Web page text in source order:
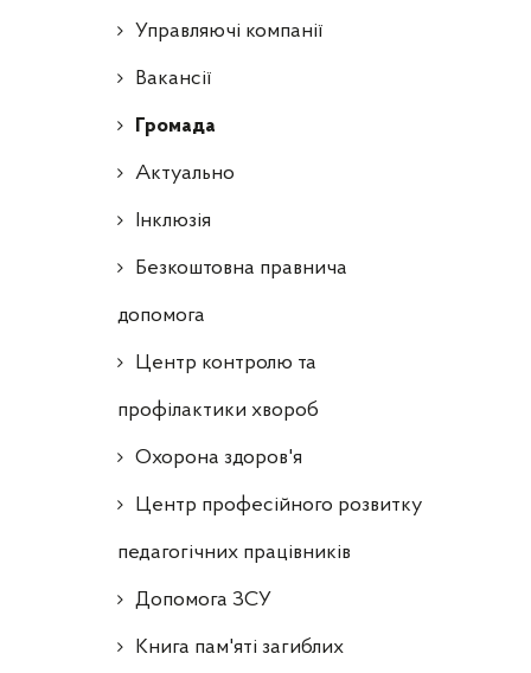
Управляючі компанії
Ваканcії
Громада
Актуально
Інклюзія
Безкоштовна правнича
допомога
Центр контролю та
профілактики хвороб
Охорона здоров'я
Центр професійного розвитку
педагогічних працівників
Допомога ЗСУ
Книга пам'яті загиблих